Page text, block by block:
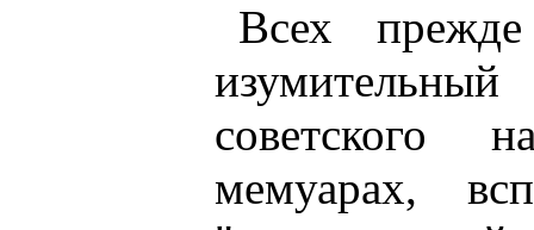
Всех
советского
мемуарах,